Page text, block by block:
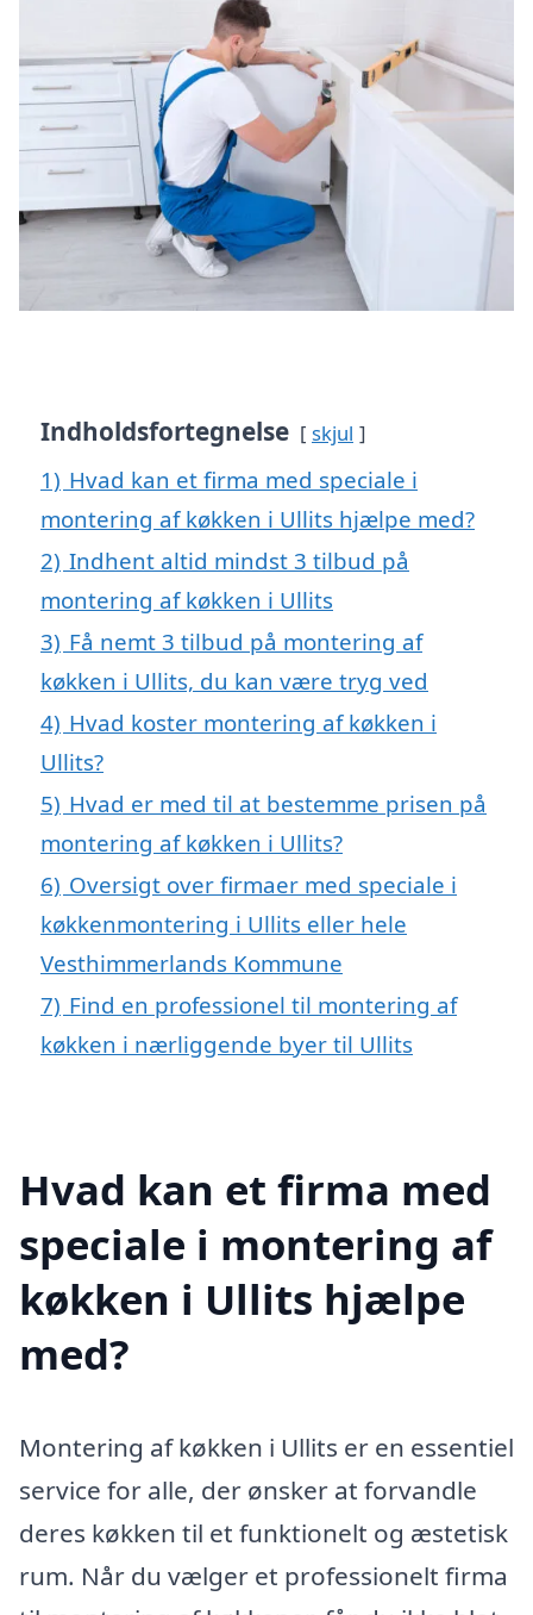
Indholdsfortegnelse skjul
1) Hvad kan et firma med speciale i
montering af køkken i Ullits hjælpe med?
2) Indhent altid mindst 3 tilbud på
montering af køkken i Ullits
3) Få nemt 3 tilbud på montering af
køkken i Ullits, du kan være tryg ved
4) Hvad koster montering af køkken i
Ullits?
5) Hvad er med til at bestemme prisen på
montering af køkken i Ullits?
6) Oversigt over firmaer med speciale i
køkkenmontering i Ullits eller hele
Vesthimmerlands Kommune
7) Find en professionel til montering af
køkken i nærliggende byer til Ullits
Hvad kan et firma med
speciale i montering af
køkken i Ullits hjælpe
med?
Montering af køkken i Ullits er en essentiel
service for alle, der ønsker at forvandle
deres køkken til et funktionelt og æstetisk
rum. Når du vælger et professionelt firma